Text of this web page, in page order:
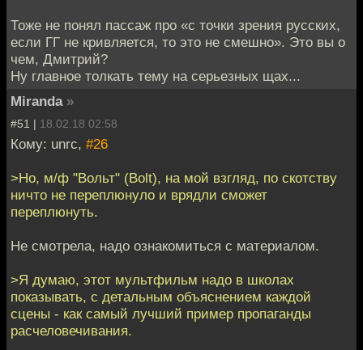
Тоже не понял пассаж про «с точки зрения русских,
если ГГ не кривляется, то это не смешно». Это вы о
чем, Дмитрий?
Ну главное толкать тему на серьезных щах...
Miranda »
#51 | 18.02.18 02:58
Кому: unrc, #26
>Но, м/ф "Вольт" (Bolt), на мой взгляд, по скотству
ничто не переплюнуло и врядли сможет
переплюнуть.
Не смотрела, надо ознакомиться с материалом.
>Я думаю, этот мультфильм надо в школах
показывать, с детальным объяснением каждой
сцены - как самый лучший пример пропаганды
расчеловечивания.